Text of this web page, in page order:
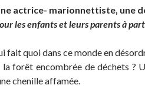
actrice- marionnettiste, une
les enfants et leurs parents à
fait quoi dans ce monde en
la forêt encombrée de déchets ?
chenille affamée.